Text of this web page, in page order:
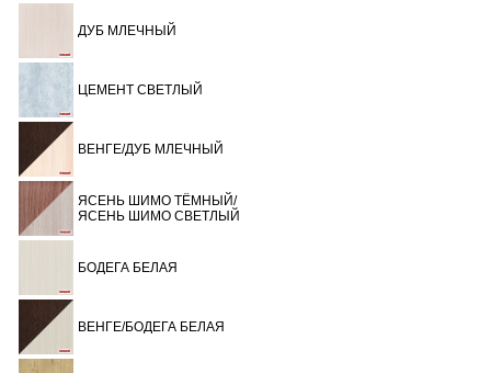
ДУБ МЛЕЧНЫЙ
ЦЕМЕНТ СВЕТЛЫЙ
ВЕНГЕ/ДУБ МЛЕЧНЫЙ
ЯСЕНЬ ШИМО ТЁМНЫЙ/
ЯСЕНЬ ШИМО СВЕТЛЫЙ
БОДЕГА БЕЛАЯ
ВЕНГЕ/БОДЕГА БЕЛАЯ